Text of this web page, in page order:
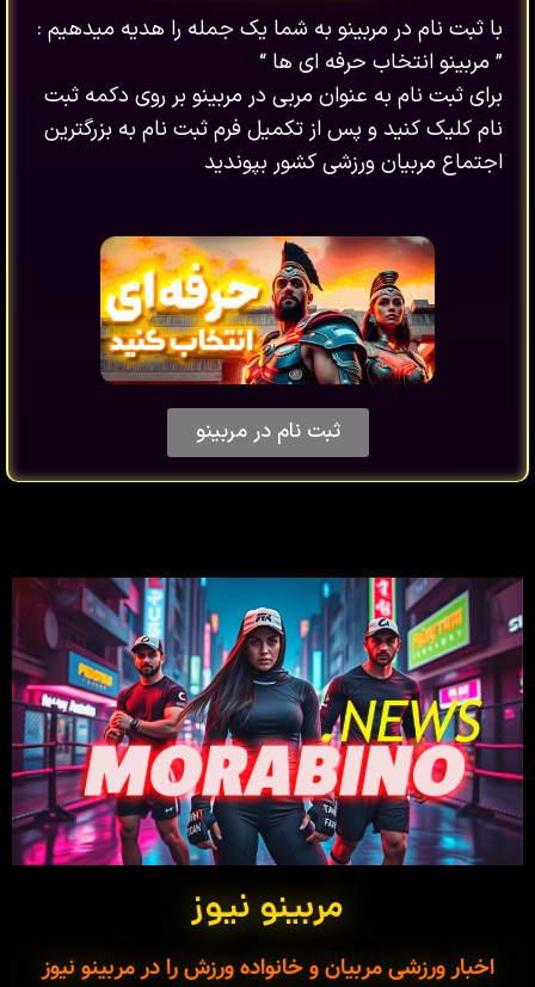
با ثبت نام در مربینو به شما یک جمله را هدیه میدهیم :
” مربینو انتخاب حرفه ای ها “
برای ثبت نام به عنوان مربی در مربینو بر روی دکمه ثبت
نام کلیک کنید و پس از تکمیل فرم ثبت نام به بزرگترین
اجتماع مربیان ورزشی کشور بپوندید
ثبت نام در مربینو
مربینو نیوز
اخبار ورزشی مربیان و خانواده ورزش را در مربینو نیوز